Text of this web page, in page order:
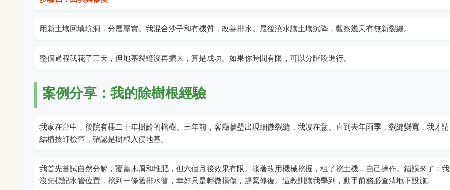
用新土壤回填坑洞，分層壓實。我混合沙子和有機質，改善排水。最後澆水讓土壤沉降，觀察幾天有無新裂縫。
整個過程我花了三天，但地基裂縫沒再擴大，算是成功。如果你時間有限，可以分階段進行。
案例分享：我的除樹根經驗
我家在台中，後院有棵二十年樹齡的榕樹。三年前，客廳牆壁出現細微裂縫，我沒在意。直到去年雨季，裂縫變寬，我才請
結構技師檢查，確認是樹根入侵地基。
我首先嘗試自然分解，覆蓋木屑和堆肥，但六個月後效果有限。接著改用機械挖掘，租了挖土機，自己操作。錯誤來了：我
沒先標記水管位置，挖到一條舊排水管，幸好只是輕微損傷，趕緊修復。這教訓讓我學到，動手前務必查清地下設施。